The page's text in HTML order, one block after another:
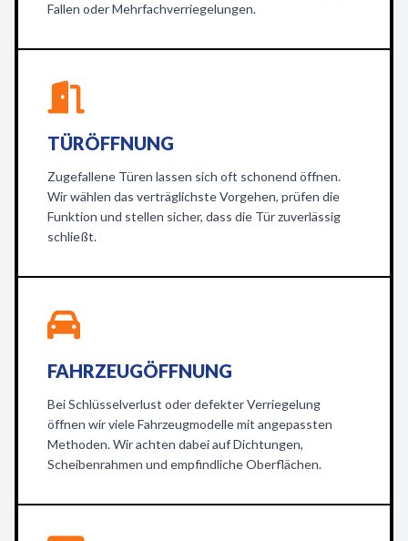
Fallen oder Mehrfachverriegelungen.
TÜRÖFFNUNG
Zugefallene Türen lassen sich oft schonend öffnen.
Wir wählen das verträglichste Vorgehen, prüfen die
Funktion und stellen sicher, dass die Tür zuverlässig
schließt.
FAHRZEUGÖFFNUNG
Bei Schlüsselverlust oder defekter Verriegelung
öffnen wir viele Fahrzeugmodelle mit angepassten
Methoden. Wir achten dabei auf Dichtungen,
Scheibenrahmen und empfindliche Oberflächen.